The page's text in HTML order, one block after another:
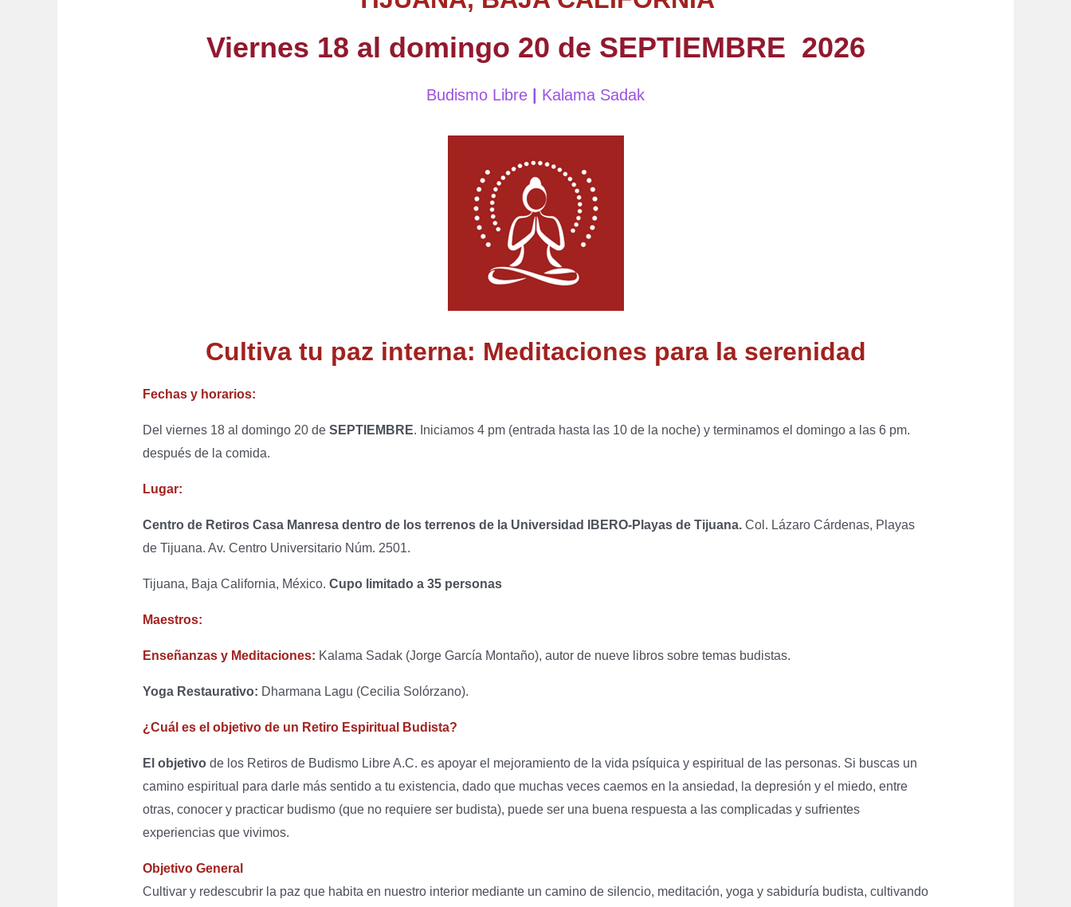
Viernes 18 al domingo 20 de SEPTIEMBRE 2026
Budismo Libre Kalama Sadak
Cultiva tu paz interna: Meditaciones para la serenidad
Fechas y horarios:
Del viernes 18 al domingo 20 de SEPTIEMBRE. Iniciamos 4 pm (entrada hasta las 10 de la noche) y terminamos el domingo a las 6 pm.
después de la comida.
Lugar:
Centro de Retiros Casa Manresa dentro de los terrenos de la Universidad IBERO-Playas de Tijuana.Col. Lázaro Cárdenas, Playas
de Tijuana. Av. Centro Universitario Núm. 2501.
Tijuana, Baja California, México. Cupo limitado a 35 personas
Maestros:
Enseñanzas y Meditaciones: Kalama Sadak (Jorge García Montaño), autor de nueve libros sobre temas budistas.
Yoga Restaurativo: Dharmana Lagu (Cecilia Solórzano).
¿Cuál es el objetivo de un Retiro Espiritual Budista?
El objetivode los Retiros de Budismo Libre A.C. es apoyar el mejoramiento de la vida psíquica y espiritual de las personas. Si buscas un
camino espiritual para darle más sentido a tu existencia, dado que muchas veces caemos en la ansiedad, la depresión y el miedo, entre
otras, conocer y practicar budismo (que no requiere ser budista), puede ser una buena respuesta a las complicadas y sufrientes
experiencias que vivimos.
Objetivo General
Cultivar y redescubrir la paz que habita en nuestro interior mediante un camino de silencio, meditación, yoga y sabiduría budista, cultivando